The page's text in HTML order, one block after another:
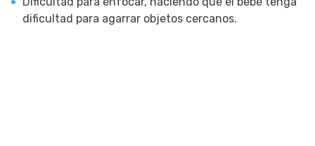
dificultad para agarrar objetos cercanos.